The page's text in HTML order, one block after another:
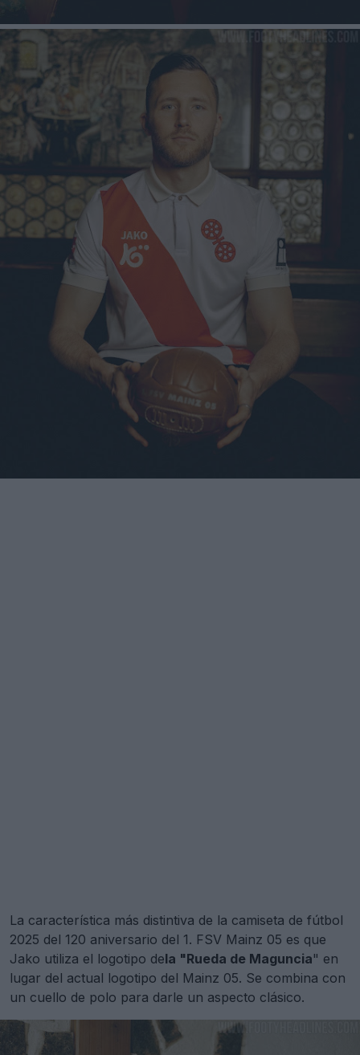
La característica más distintiva de la camiseta de fútbol
2025 del 120 aniversario del 1. FSV Mainz 05 es que
Jako utiliza el logotipo dela "Rueda de Maguncia" en
lugar del actual logotipo del Mainz 05. Se combina con
un cuello de polo para darle un aspecto clásico.